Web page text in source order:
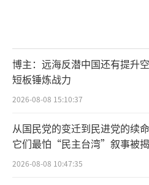
繁荣的承诺。消息传回
多个主要行业的协会随
果表示欢迎。企业界普
预期的双边经贸框架对
链布局、出口增长以及
用。股市在相关消息
应，投资者对于中美
博主：远海反潜中国还有提升
短板锤炼战力
2026-08-08 15:10:37
从国民党的变迁到民进党的续命
它们最怕“民主台湾”叙事被
2026-08-08 10:47:35